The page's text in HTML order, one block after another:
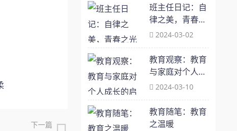
班主任日记：自
律之美，青春之
光2024-03-02
教育观察：教育
与家庭对个人成
长的启示 ——初
《你当像鸟飞往
你的山》
2024-03-10
教育随笔：教育
之温暖
下一篇